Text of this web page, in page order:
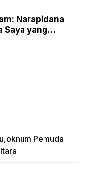
Narapidana
Saya yang
Pemuda